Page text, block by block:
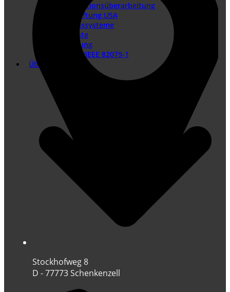
Dokumentationsüberarbeitung
Produkthaftung USA
Redaktionssysteme
DTP-Dienste
Lokalisierung
DIN EN IEC/IEEE 82079-1
Übersetzung
Stockhofweg 8
D - 77773 Schenkenzell